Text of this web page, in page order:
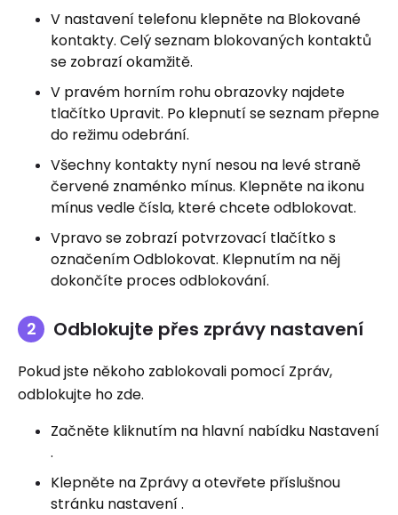
V nastavení telefonu klepněte na Blokované
kontakty. Celý seznam blokovaných kontaktů
se zobrazí okamžitě.
V pravém horním rohu obrazovky najdete
tlačítko Upravit. Po klepnutí se seznam přepne
do režimu odebrání.
Všechny kontakty nyní nesou na levé straně
červené znaménko mínus. Klepněte na ikonu
mínus vedle čísla, které chcete odblokovat.
Vpravo se zobrazí potvrzovací tlačítko s
označením Odblokovat. Klepnutím na něj
dokončíte proces odblokování.
Odblokujte přes zprávy nastavení
Pokud jste někoho zablokovali pomocí Zpráv,
odblokujte ho zde.
Začněte kliknutím na hlavní nabídku Nastavení
.
Klepněte na Zprávy a otevřete příslušnou
stránku nastavení .